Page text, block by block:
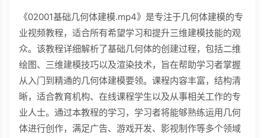
《02001基础几何体建模.mp4》是专注于几何体建模的专
业视频教程，适合所有希望学习和提升三维建模技能的观
众。该教程详细解析了基础几何体的创建过程，包括二维
绘图、三维建模技巧以及渲染技术，旨在帮助学习者掌握
从入门到精通的几何体建模要领。课程内容丰富，结构清
晰，适合教育机构、在线课程学生以及从事相关工作的专
业人士。通过本教程的学习，学习者将能够熟练运用几何
体进行创作，满足广告、游戏开发、影视制作等多个领域